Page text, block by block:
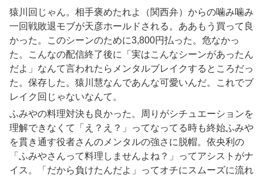
猿川回じゃん。相手褒めたれよ（関西弁）からの噛み噛み
一回戦敗退モブが天彦ホールドされる。ああもう買って良
かった。このシーンのために3,800円払った。危なかっ
た。こんなの配信終了後に「実はこんなシーンがあったん
だよ」なんて言われたらメンタルブレイクするところだっ
た。保存した。猿川慧なんであんな可愛いんだ。これでブ
レイク回じゃないなんて。
ふみやの料理対決も良かった。周りがシチュエーションを
理解できなくて「え？え？」ってなってる時も終始ふみや
を貫き通す役者さんのメンタルの強さに脱帽。依央利の
「ふみやさんって料理しませんよね？」ってアシストがナ
イス。「だから負けたんだよ」ってオチにスムーズに流れ